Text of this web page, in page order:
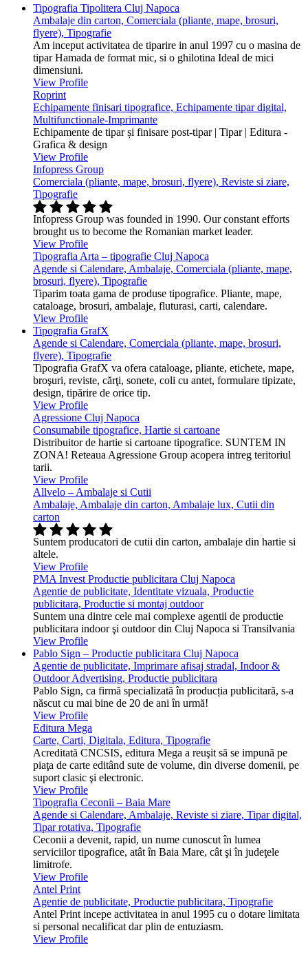
Tipografia Tipolitera Cluj Napoca
Ambalaje din carton, Comerciala (pliante, mape, brosuri,
flyere), Tipografie
Am inceput activitatea de tiparire in anul 1997 cu o masina de
tipar Hamada de format mic, si o ghilotina Ideal de mici
dimensiuni.
View Profile
Roprint
Echipamente finisari tipografice, Echipamente tipar digital,
Multifunctionale-Imprimante
Echipamente de tipar și finisare post-tipar | Tipar | Editura -
Grafica & design
View Profile
Infopress Group
Comerciala (pliante, mape, brosuri, flyere), Reviste si ziare,
Tipografie
Infopress Group was founded in 1990. Our constant efforts
brought us to become the Romanian market leader.
View Profile
Tipografia Arta – tipografie Cluj Napoca
Agende si Calendare, Ambalaje, Comerciala (pliante, mape,
brosuri, flyere), Tipografie
Tiparim toata gama de produse tipografice. Pliante, mape,
cataloage, brosuri, ambalaje, fluturasi, carti, calendare.
View Profile
Tipografia GrafX
Agende si Calendare, Comerciala (pliante, mape, brosuri,
flyere), Tipografie
Tipografia GrafX va ofera cataloage, pliante, etichete, mape,
broşuri, reviste, cărţi, sonete, coli cu antet, formulare tipizate,
design, tipărire de orice tip.
View Profile
Agressione Cluj Napoca
Consumabile tipografice, Hartie si cartoane
Distribuitor de hartie si cartoane tipografice. SUNTEM IN
ZONA! Reteaua Agressione Group acopera intreg teritoriul
tarii.
View Profile
Allvelo – Ambalaje si Cutii
Ambalaje, Ambalaje din carton, Ambalaje lux, Cutii din
carton
Suntem producatori de cutii din carton, ambalaje din hartie si
altele.
View Profile
PMA Invest Productie publicitara Cluj Napoca
Agentie de publicitate, Identitate vizuala, Productie
publicitara, Productie si montaj outdoor
Suntem una dintre cele mai complexe agentii de productie
publicitara indoor şi outdoor din Cluj Napoca si Transilvania
View Profile
Pablo Sign – Productie publicitara Cluj Napoca
Agentie de publicitate, Imprimare afisaj stradal, Indoor &
Outdoor Advertising, Productie publicitara
Pablo Sign, ca firmă specializată în producția publicitară, s-a
născut cu mai bine de 20 de ani în urmă!
View Profile
Editura Mega
Carte, Carti, Digitala, Editura, Tipografie
Acreditată CNCSIS, editura Mega a reuşit să se impună pe
piaţa de carte editând sute de volume, din diverse domenii, pe
suport clasic şi electronic.
View Profile
Tipografia Ceconii – Baia Mare
Agende si Calendare, Ambalaje, Reviste si ziare, Tipar digital,
Tipar rotativa, Tipografie
Ceconii a devenit, rapid, un nume cunoscut în lumea
serviciilor tipografice, atât în Baia Mare, cât şi în judeţele
limitrofe.
View Profile
Antel Print
Agentie de publicitate, Productie publicitara, Tipografie
Antel Print incepe activitatea in anul 1995 cu o dotare limitata
si personal necalificat dar plin de entuziasm.
View Profile